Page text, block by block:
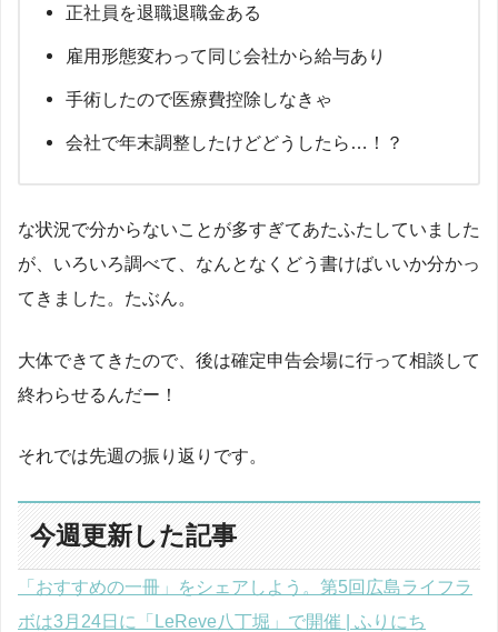
正社員を退職退職金ある
雇用形態変わって同じ会社から給与あり
手術したので医療費控除しなきゃ
会社で年末調整したけどどうしたら…！？
な状況で分からないことが多すぎてあたふたしていました
が、いろいろ調べて、なんとなくどう書けばいいか分かっ
てきました。たぶん。
大体できてきたので、後は確定申告会場に行って相談して
終わらせるんだー！
それでは先週の振り返りです。
今週更新した記事
「おすすめの一冊」をシェアしよう。第5回広島ライフラ
ボは3月24日に「LeReve八丁堀」で開催 | ふりにち